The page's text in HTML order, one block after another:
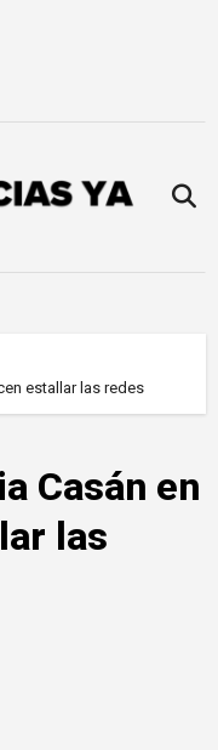
estallar las redes
Casán en
las